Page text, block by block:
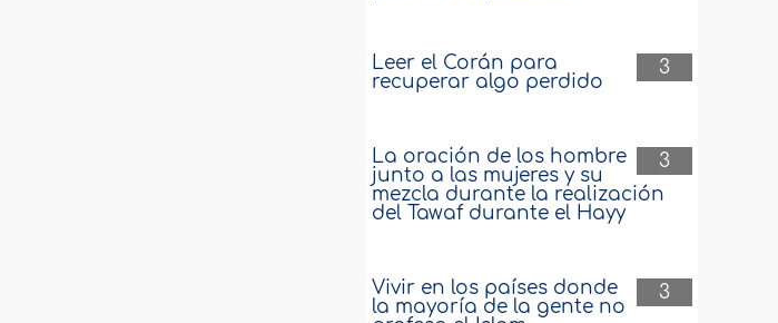
3
Leer el Corán para
recuperar algo perdido
3
La oración de los hombre
junto a las mujeres y su
mezcla durante la realización
del Tawaf durante el Hayy
3
Vivir en los países donde
la mayoría de la gente no